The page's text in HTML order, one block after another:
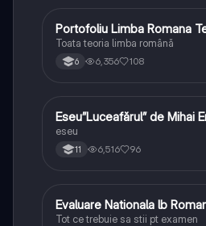
Limba și literatura română
Portofoliu Limba Romana
Toata teoria limba română
6 6,356 108
Limba și literatura română
Eseu”Luceafărul” de Mihai
eseu
11 6,516 96
Limba și literatura română
Evaluare Nationala lb
Tot ce trebuie sa stii pt examen